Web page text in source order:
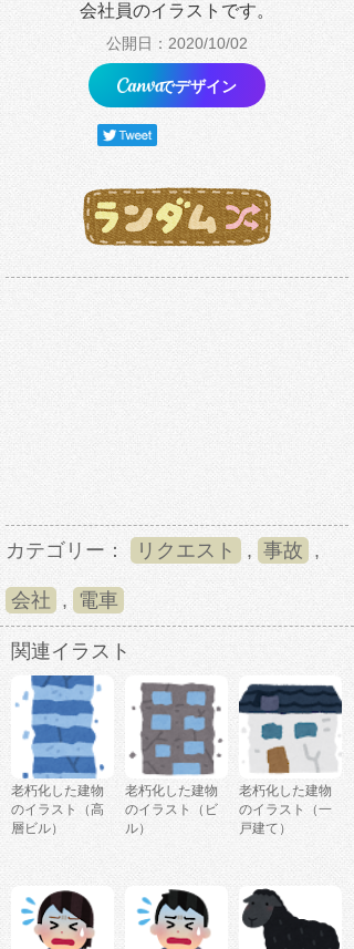
会社員のイラストです。
公開日：2020/10/02
でデザイン
カテゴリー： リクエスト , 事故 ,
会社 , 電車
関連イラスト
老朽化した建物
のイラスト（高
層ビル）
老朽化した建物
のイラスト（ビ
ル）
老朽化した建物
のイラスト（一
戸建て）